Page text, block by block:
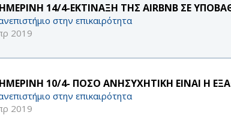
14/4-ΕΚΤΙΝΑΞΗ ΤΗΣ AIRBNB ΣΕ
στην επικαιρότητα
2019
10/4- ΠΟΣΟ ΑΝΗΣΥΧΗΤΙΚΗ ΕΙΝΑΙ Η
στην επικαιρότητα
2019